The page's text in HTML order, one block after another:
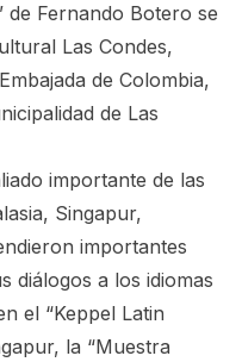
de Fernando Botero se
Las Condes,
de Colombia,
de Las
importante de las
Singapur,
importantes
diálogos a los idiomas
el “Keppel Latin
la “Muestra